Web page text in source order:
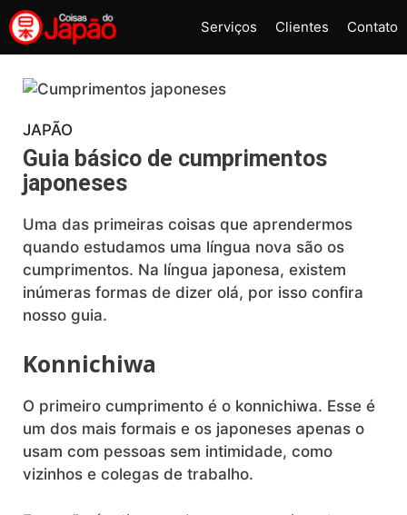
Pular
para
o
conteúdo
Serviços Clientes Contato
JAPÃO
Guia básico de cumprimentos
japoneses
Uma das primeiras coisas que aprendermos
quando estudamos uma língua nova são os
cumprimentos. Na língua japonesa, existem
inúmeras formas de dizer olá, por isso confira
nosso guia.
Konnichiwa
O primeiro cumprimento é o konnichiwa. Esse é
um dos mais formais e os japoneses apenas o
usam com pessoas sem intimidade, como
vizinhos e colegas de trabalho.